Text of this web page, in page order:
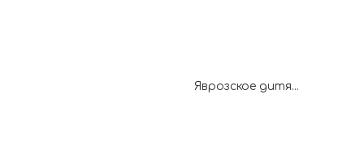
Яврозское дитя...